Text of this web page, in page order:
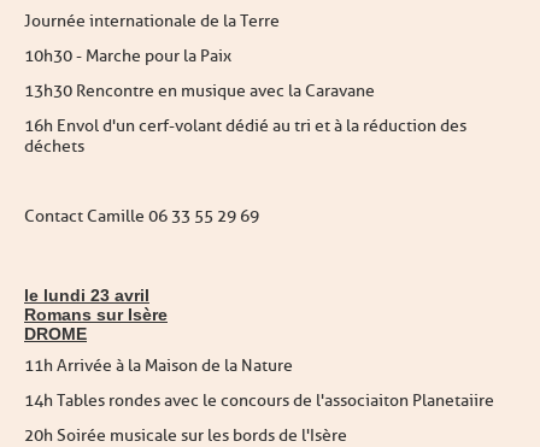
Journée internationale de la Terre
10h30 - Marche pour la Paix
13h30 Rencontre en musique avec la Caravane
16h Envol d'un cerf-volant dédié au tri et à la réduction des
déchets
Contact Camille 06 33 55 29 69
le lundi 23 avril
Romans sur Isère
DROME
11h Arrivée à la Maison de la Nature
14h Tables rondes avec le concours de l'associaiton Planetaiire
20h Soirée musicale sur les bords de l'Isère